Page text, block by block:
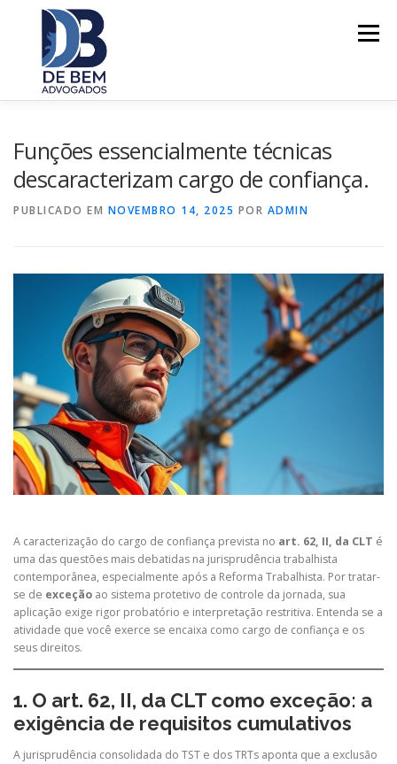
conteúdo
Menu
Funções essencialmente técnicas
descaracterizam cargo de confiança.
PUBLICADO EM NOVEMBRO 14, 2025 POR ADMIN
A caracterização do cargo de confiança prevista no art. 62, II, da CLT é
uma das questões mais debatidas na jurisprudência trabalhista
contemporânea, especialmente após a Reforma Trabalhista. Por tratar-
se de exceção ao sistema protetivo de controle da jornada, sua
aplicação exige rigor probatório e interpretação restritiva. Entenda se a
atividade que você exerce se encaixa como cargo de confiança e os
seus direitos.
1. O art. 62, II, da CLT como exceção: a
exigência de requisitos cumulativos
A jurisprudência consolidada do TST e dos TRTs aponta que a exclusão